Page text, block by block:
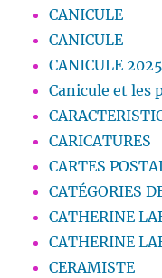
CANICULE
CANICULE
CANICULE 2025
Canicule et les
CARICATURES
CARTES
CATÉGORIES
CATHERINE
CATHERINE
CERAMISTE